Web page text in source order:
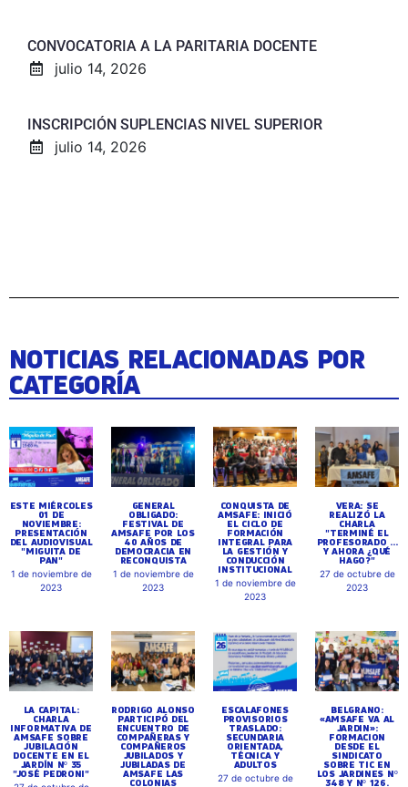
CONVOCATORIA A LA PARITARIA DOCENTE
julio 14, 2026
INSCRIPCIÓN SUPLENCIAS NIVEL SUPERIOR
julio 14, 2026
NOTICIAS RELACIONADAS POR
CATEGORÍA
ESTE MIÉRCOLES
01 DE
NOVIEMBRE:
PRESENTACIÓN
DEL AUDIOVISUAL
"MIGUITA DE
PAN"
1 de noviembre de
2023
GENERAL
OBLIGADO:
FESTIVAL DE
AMSAFE POR LOS
40 AÑOS DE
DEMOCRACIA EN
RECONQUISTA
1 de noviembre de
2023
CONQUISTA DE
AMSAFE: INICIÓ
EL CICLO DE
FORMACIÓN
INTEGRAL PARA
LA GESTIÓN Y
CONDUCCIÓN
INSTITUCIONAL
1 de noviembre de
2023
VERA: SE
REALIZÓ LA
CHARLA
"TERMINÉ EL
PROFESORADO ...
Y AHORA ¿QUÉ
HAGO?"
27 de octubre de
2023
LA CAPITAL:
CHARLA
INFORMATIVA DE
AMSAFE SOBRE
JUBILACIÓN
DOCENTE EN EL
JARDÍN Nº 35
"JOSÉ PEDRONI"
RODRIGO ALONSO
PARTICIPÓ DEL
ENCUENTRO DE
COMPAÑERAS Y
COMPAÑEROS
JUBILADOS Y
JUBILADAS DE
AMSAFE LAS
COLONIAS
ESCALAFONES
PROVISORIOS
TRASLADO:
SECUNDARIA
ORIENTADA,
TÉCNICA Y
ADULTOS
27 de octubre de
BELGRANO:
«AMSAFE VA AL
JARDIN»:
FORMACION
DESDE EL
SINDICATO
SOBRE TIC EN
LOS JARDINES Nº
348 Y Nº 126.